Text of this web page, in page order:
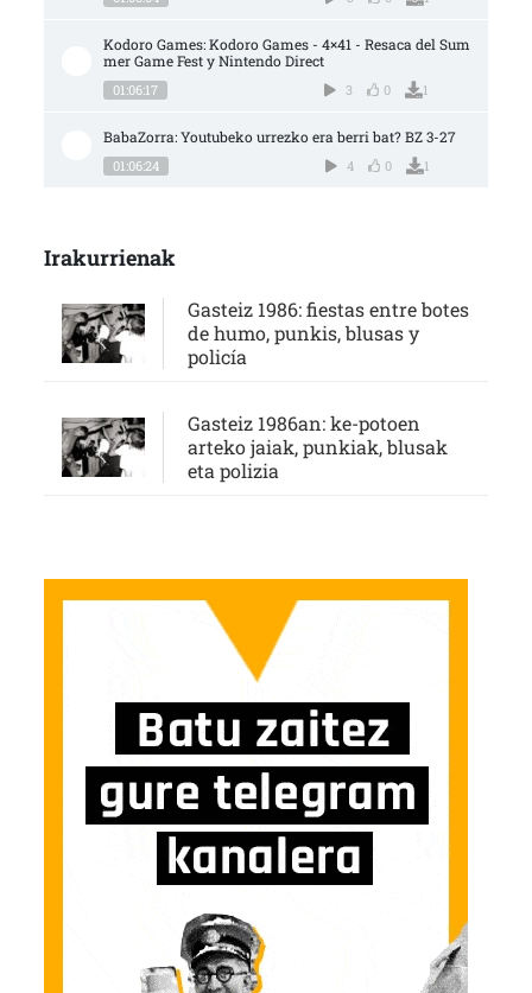
Kodoro Games: Kodoro Games - 4×41 - Resaca del Sum
mer Game Fest y Nintendo Direct
01:06:17 3 0 1
BabaZorra: Youtubeko urrezko era berri bat? BZ 3-27
01:06:24 4 0 1
Irakurrienak
Gasteiz 1986: fiestas entre botes
de humo, punkis, blusas y
policía
Gasteiz 1986an: ke-potoen
arteko jaiak, punkiak, blusak
eta polizia